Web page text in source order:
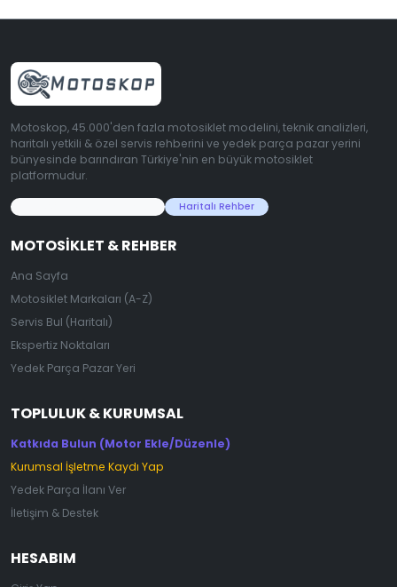
Motoskop, 45.000'den fazla motosiklet modelini, teknik analizleri,
haritalı yetkili & özel servis rehberini ve yedek parça pazar yerini
bünyesinde barındıran Türkiye'nin en büyük motosiklet
platformudur.
Haritalı Rehber
MOTOSIKLET & REHBER
Ana Sayfa
Motosiklet Markaları (A-Z)
Servis Bul (Haritalı)
Ekspertiz Noktaları
Yedek Parça Pazar Yeri
TOPLULUK & KURUMSAL
Katkıda Bulun (Motor Ekle/Düzenle)
Kurumsal İşletme Kaydı Yap
Yedek Parça İlanı Ver
İletişim & Destek
HESABIM